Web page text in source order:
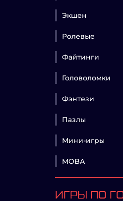
Экшен
Ролевые
Файтинги
Головоломки
Фэнтези
Пазлы
Мини-игры
MOBA
ИГРЫ ПО